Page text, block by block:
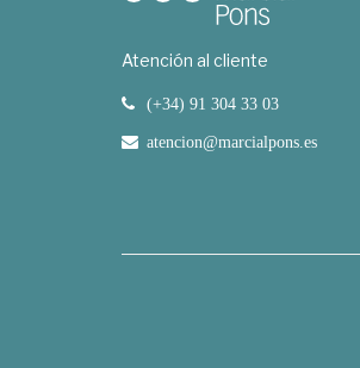
Atención al cliente
(+34) 91 304 33 03
atencion@marcialpons.es